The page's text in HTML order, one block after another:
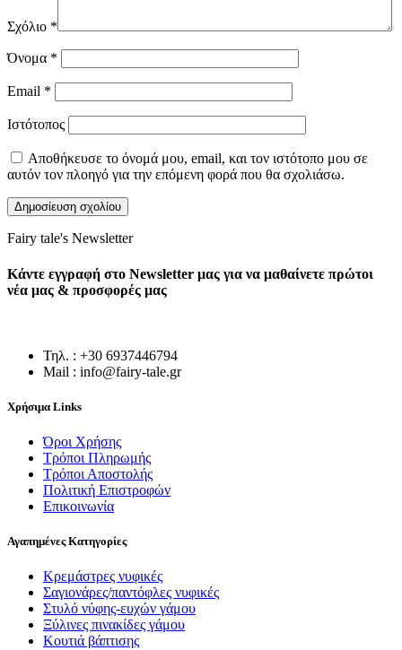
Σχόλιο *
Όνομα *
Email *
Ιστότοπος
Αποθήκευσε το όνομά μου, email, και τον ιστότοπο μου σε
αυτόν τον πλοηγό για την επόμενη φορά που θα σχολιάσω.
Fairy tale's Newsletter
Κάντε εγγραφή στο Newsletter μας για να μαθαίνετε πρώτοι
νέα μας & προσφορές μας
Τηλ. : +30 6937446794
Mail : info@fairy-tale.gr
Χρήσιμα Links
Όροι Χρήσης
Τρόποι Πληρωμής
Τρόποι Αποστολής
Πολιτική Επιστροφών
Επικοινωνία
Αγαπημένες Κατηγορίες
Κρεμάστρες νυφικές
Σαγιονάρες/παντόφλες νυφικές
Στυλό νύφης-ευχών γάμου
Ξύλινες πινακίδες γάμου
Κουτιά βάπτισης